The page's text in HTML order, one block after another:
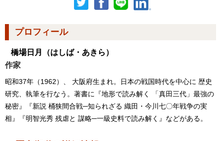
プロフィール
橋場日月
（はしば・あきら）
作家
昭和37年（1962）、 大阪府生まれ。日本の戦国時代を中心に 歴史
研究、執筆を行なう。著書に『地形で読み解く 「真田三代」最強の
秘密』『新説 桶狭間合戦─知られざる 織田・今川七〇年戦争の実
相』『明智光秀 残虐と 謀略─一級史料で読み解く』などがある。